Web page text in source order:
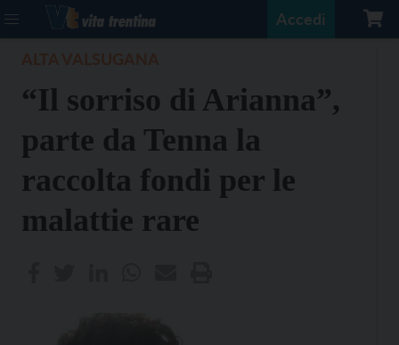
Accedi
“Il sorriso di Arianna”,
parte da Tenna la
raccolta fondi per le
malattie rare